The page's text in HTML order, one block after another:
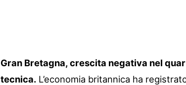
Gran Bretagna, crescita negativa nel
tecnica. L’economia britannica ha